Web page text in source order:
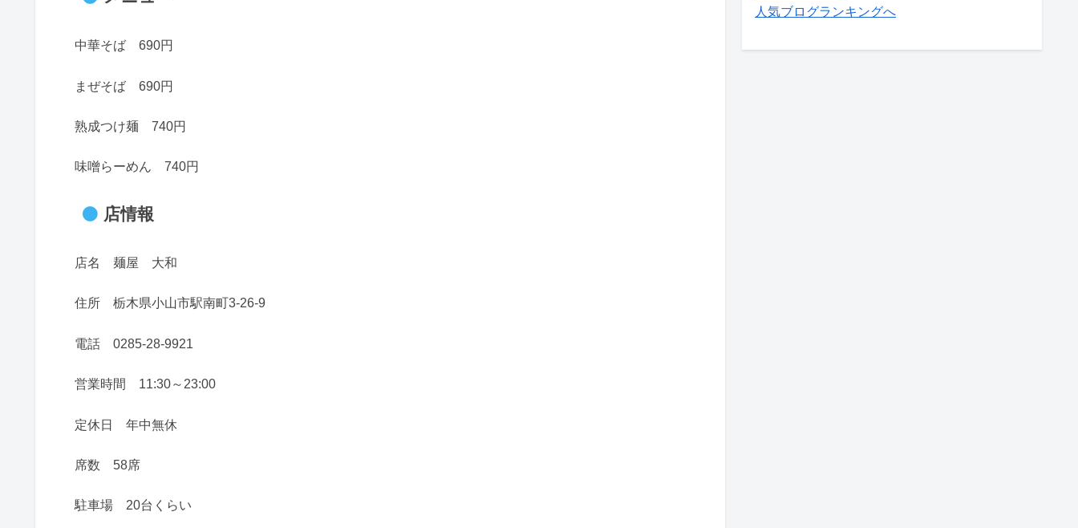
中華そば 690円
まぜそば 690円
熟成つけ麺 740円
味噌らーめん 740円
店情報
店名 麺屋 大和
住所 栃木県小山市駅南町3-26-9
電話 0285-28-9921
営業時間 11:30～23:00
定休日 年中無休
席数 58席
駐車場 20台くらい
人気ブログランキングへ